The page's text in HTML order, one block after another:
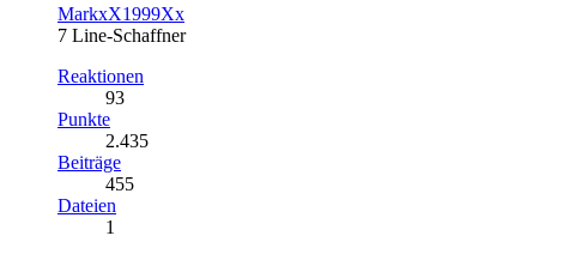
MarkxX1999Xx
7 Line-Schaffner
Reaktionen
93
Punkte
2.435
Beiträge
455
Dateien
1